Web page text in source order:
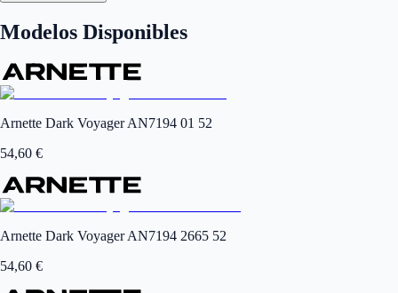
Modelos Disponibles
Arnette Dark Voyager AN7194 01 52
54,60 €
Arnette Dark Voyager AN7194 2665 52
54,60 €